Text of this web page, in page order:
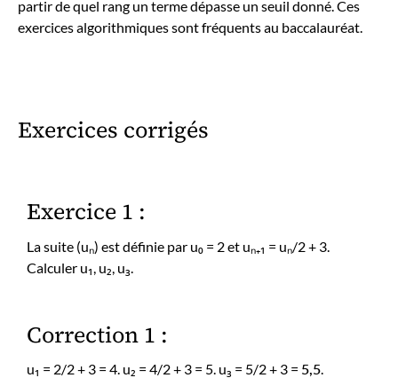
partir de quel rang un terme dépasse un seuil donné. Ces
exercices algorithmiques sont fréquents au baccalauréat.
Exercices corrigés
Exercice 1 :
La suite (uₙ) est définie par u₀ = 2 et uₙ₊₁ = uₙ/2 + 3.
Calculer u₁, u₂, u₃.
Correction 1 :
u₁ = 2/2 + 3 = 4. u₂ = 4/2 + 3 = 5. u₃ = 5/2 + 3 = 5,5.